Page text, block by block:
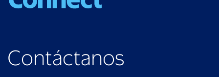
Contáctanos